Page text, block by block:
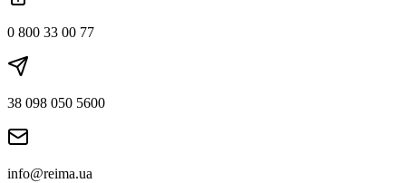
0 800 33 00 77
38 098 050 5600
info@reima.ua